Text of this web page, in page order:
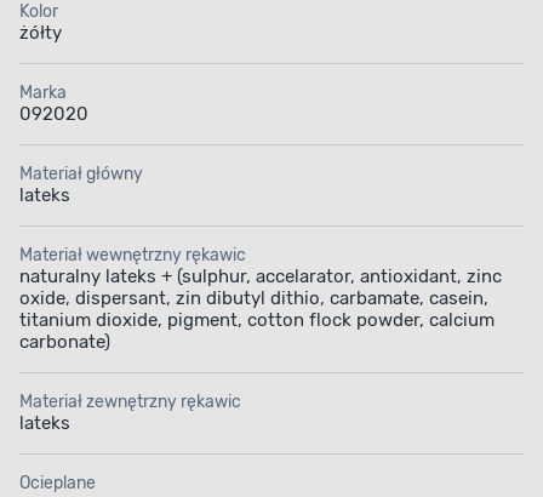
Kolor
żółty
Marka
092020
Materiał główny
lateks
Materiał wewnętrzny rękawic
naturalny lateks + (sulphur, accelarator, antioxidant, zinc
oxide, dispersant, zin dibutyl dithio, carbamate, casein,
titanium dioxide, pigment, cotton flock powder, calcium
carbonate)
Materiał zewnętrzny rękawic
lateks
Ocieplane